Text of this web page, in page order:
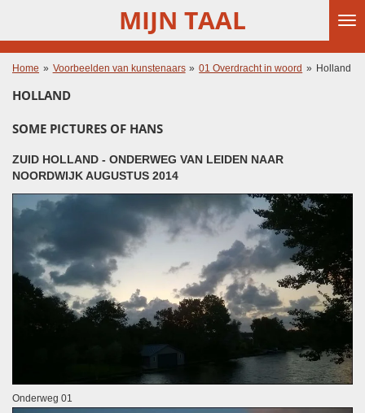
de
MIJN TAAL
Home » Voorbeelden van kunstenaars » 01 Overdracht in woord » Holland
HOLLAND
SOME PICTURES OF HANS
ZUID HOLLAND - ONDERWEG VAN LEIDEN NAAR
NOORDWIJK AUGUSTUS 2014
Onderweg 01